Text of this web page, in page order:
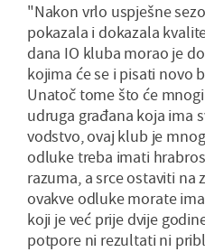
"Nakon vrlo uspješne
pokazala i dokazala
dana IO kluba morao je
kojima će se i pisati novo
Unatoč tome što će
udruga građana koja ima
vodstvo, ovaj klub je
odluke treba imati
razuma, a srce ostaviti na
ovakve odluke morate
koji je već prije dvije
potpore ni rezultati ni